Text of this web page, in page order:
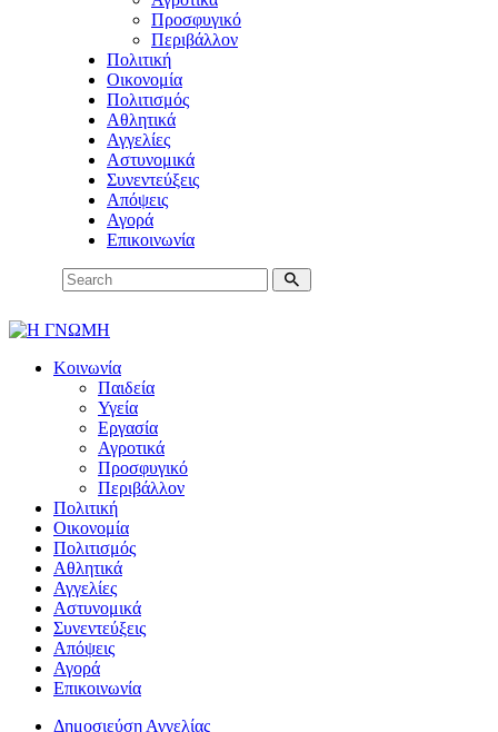
Προσφυγικό
Περιβάλλον
Πολιτική
Οικονομία
Πολιτισμός
Αθλητικά
Αγγελίες
Αστυνομικά
Συνεντεύξεις
Απόψεις
Αγορά
Επικοινωνία
Κοινωνία
Παιδεία
Υγεία
Εργασία
Αγροτικά
Προσφυγικό
Περιβάλλον
Πολιτική
Οικονομία
Πολιτισμός
Αθλητικά
Αγγελίες
Αστυνομικά
Συνεντεύξεις
Απόψεις
Αγορά
Επικοινωνία
Δημοσιεύση Αγγελίας